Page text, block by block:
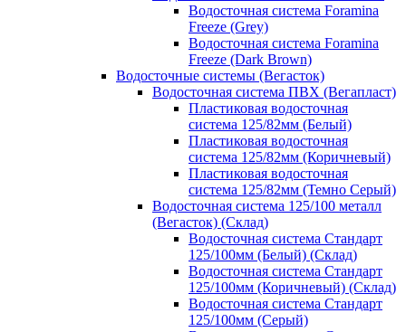
Водосточная система Foramina
Freeze (Grey)
Водосточная система Foramina
Freeze (Dark Brown)
Водосточные системы (Вегасток)
Водосточная система ПВХ (Вегапласт)
Пластиковая водосточная
система 125/82мм (Белый)
Пластиковая водосточная
система 125/82мм (Коричневый)
Пластиковая водосточная
система 125/82мм (Темно Серый)
Водосточная система 125/100 металл
(Вегасток) (Склад)
Водосточная система Стандарт
125/100мм (Белый) (Склад)
Водосточная система Стандарт
125/100мм (Коричневый) (Склад)
Водосточная система Стандарт
125/100мм (Серый)